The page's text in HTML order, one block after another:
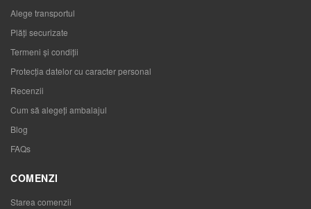
Alege transportul
Plăți securizate
Termeni și condiții
Protecția datelor cu caracter personal
Recenzii
Cum să alegeţi ambalajul
Blog
FAQs
COMENZI
Starea comenzii